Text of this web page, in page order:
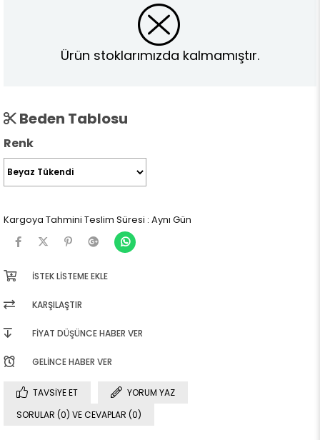
Ürün stoklarımızda kalmamıştır.
Beden Tablosu
Renk
Kargoya Tahmini Teslim Süresi : Aynı Gün
İSTEK LISTEME EKLE
KARŞILAŞTIR
FIYAT DÜŞÜNCE HABER VER
GELINCE HABER VER
TAVSIYE ET
YORUM YAZ
SORULAR (0) VE CEVAPLAR (0)